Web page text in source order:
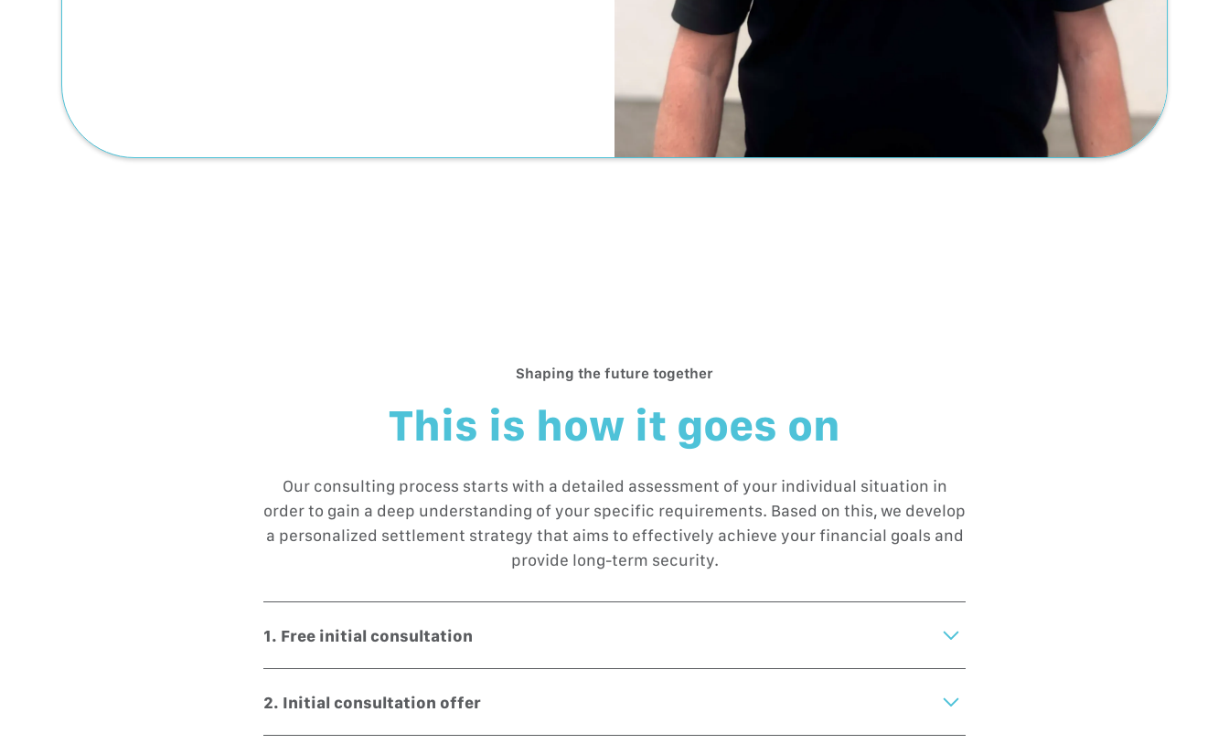
Shaping the future together
This is how it goes on
Our consulting process starts with a detailed assessment of your individual situation in
order to gain a deep understanding of your specific requirements. Based on this, we develop
a personalized settlement strategy that aims to effectively achieve your financial goals and
provide long-term security.
1. Free initial consultation
journey to financial security. We listen, analyse your needs and develop solutions. Take your first step
2. Initial consultation offer